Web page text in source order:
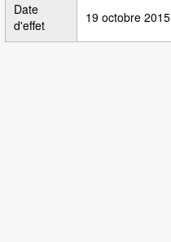
Date
d'effet
19 octobre 2015